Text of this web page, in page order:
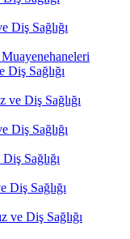
Diş Sağlığı
Diş Sağlığı
ve Diş Sağlığı
Diş Sağlığı
Sağlığı
Diş Sağlığı
ve Diş Sağlığı